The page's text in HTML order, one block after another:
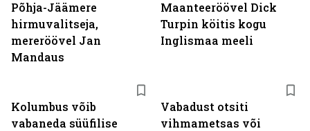
Põhja-Jäämere
hirmuvalitseja,
mereröövel Jan
Mandaus
Maanteeröövel Dick
Turpin köitis kogu
Inglismaa meeli
Kolumbus võib
vabaneda süüfilise
Vabadust otsiti
vihmametsas või